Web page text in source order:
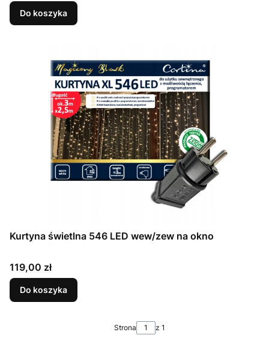
Do koszyka
Kurtyna świetlna 546 LED wew/zew na okno
Cena
119,00 zł
Do koszyka
Strona z 1